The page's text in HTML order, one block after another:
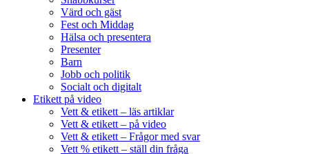
Värd och gäst
Fest och Middag
Hälsa och presentera
Presenter
Barn
Jobb och politik
Socialt och digitalt
Etikett på video
Vett & etikett – läs artiklar
Vett & etikett – på video
Vett & etikett – Frågor med svar
Vett % etikett – ställ din fråga